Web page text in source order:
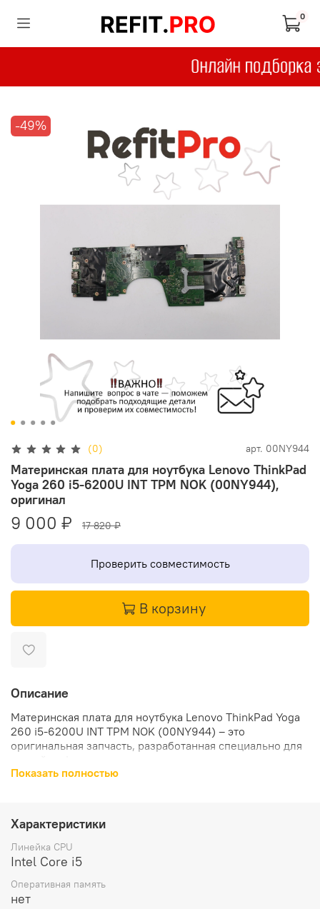
0
-49%
(0) арт. 00NY944
Материнская плата для ноутбука Lenovo ThinkPad
Yoga 260 i5-6200U INT TPM NOK (00NY944),
оригинал
9 000 ₽ 17 820 ₽
Проверить совместимость
В корзину
Описание
Материнская плата для ноутбука Lenovo ThinkPad Yoga
260 i5-6200U INT TPM NOK (00NY944) – это
оригинальная запчасть, разработанная специально для
и быструю работу устройства. Интегрированная
видеочип позволяет наслаждаться качественным
изображением на экране.
делает ее легкой и удобной для установки.
Показать полностью
Характеристики
Линейка CPU
Intel Core i5
Оперативная память
нет